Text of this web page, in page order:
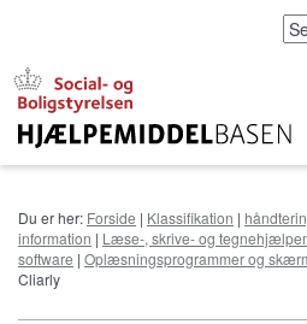
Du er her: Forside | Klassifikation |
information | Læse-, skrive- og
software | Oplæsningsprogrammer og
Cliarly